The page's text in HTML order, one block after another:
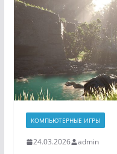
КОМПЬЮТЕРНЫЕ ИГРЫ
24.03.2026 admin